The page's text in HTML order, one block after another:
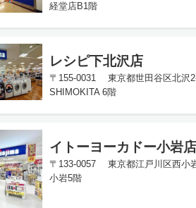
経堂店B1階
レシピ下北沢店
〒155-0031 東京都世田谷区北沢
SHIMOKITA 6階
イトーヨーカドー小岩店
〒133-0057 東京都江戸川区西小
小岩5階